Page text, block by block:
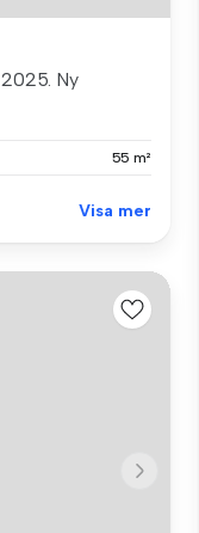
Ny
55 m²
Visa mer